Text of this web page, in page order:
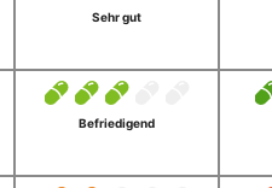
Sehr gut
Befriedigend